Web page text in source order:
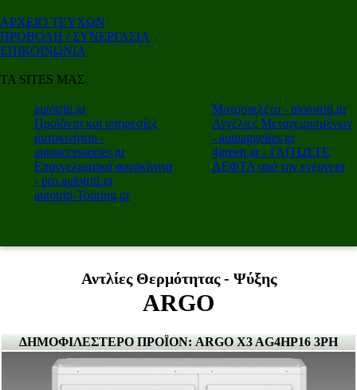
ΑΡΧΕΙΟ ΤΕΥΧΩΝ
ΠΡΟΒΟΛΗ / ΣΥΝΕΡΓΑΣΙΑ
ΕΠΙΚΟΙΝΩΝΙΑ
ΤΑ SITES ΜΑΣ
autotriti.gr
Προϊόντα και υπηρεσίες
αυτοκινήτου -
autoaccessories.gr
Επαγγελματικά αυτοκίνητα
- pro.autotriti.gr
autotriti-Touring.gr
Μοτοσικλέτα - mototriti.gr
Αγγελιες Μεταχειρισμένων
- autoaggelies.gr
4green.gr - ΓΛΙΤΩΣΤΕ
ΛΕΦΤΑ από την ενέργεια
Αντλίες Θερμότητας - Ψύξης
ARGO
ΔΗΜΟΦΙΛΕΣΤΕΡΟ ΠΡΟΪΟΝ: ARGO X3 AG4HP16 3PH